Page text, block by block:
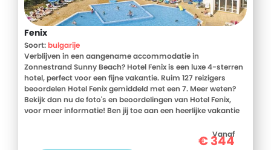
Fenix
Soort:bulgarije
Verblijven in een aangename accommodatie in
Zonnestrand Sunny Beach? Hotel Fenix is een luxe 4-sterren
hotel, perfect voor een fijne vakantie. Ruim 127 reizigers
beoordelen Hotel Fenix gemiddeld met een 7. Meer weten?
Bekijk dan nu de foto's en beoordelingen van Hotel Fenix,
voor meer informatie! Ben jij toe aan een heerlijke vakantie
Vanaf
€344